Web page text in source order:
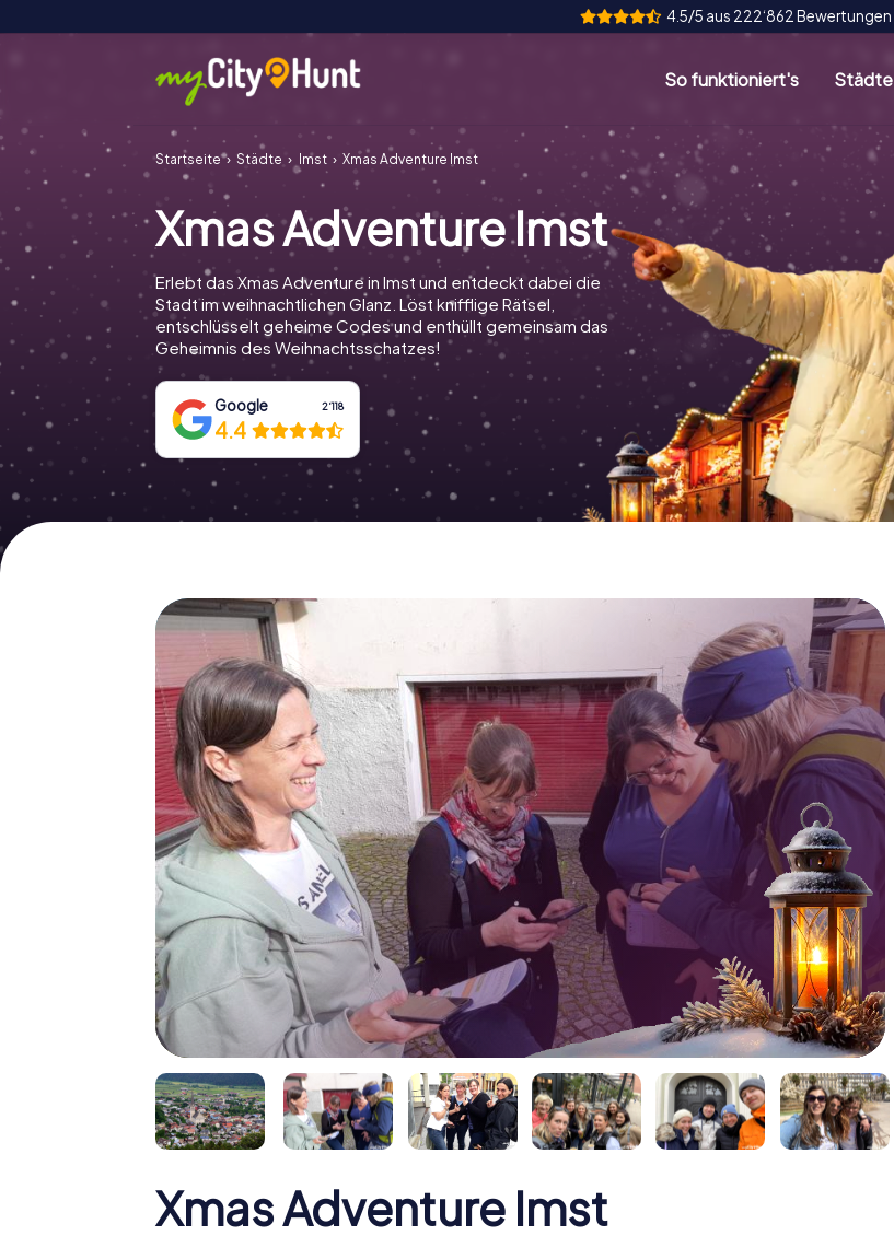
4.5/5 aus 222‘862 Bewertungen
So funktioniert's Städte
Startseite Städte Imst Xmas Adventure Imst
Xmas Adventure Imst
Erlebt das Xmas Adventure in Imst und entdeckt dabei die
Stadt im weihnachtlichen Glanz. Löst knifflige Rätsel,
entschlüsselt geheime Codes und enthüllt gemeinsam das
Geheimnis des Weihnachtsschatzes!
Google 2‘118
4.4
Xmas Adventure Imst